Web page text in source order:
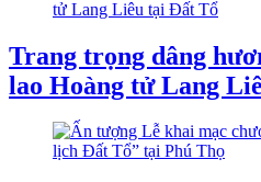
Trang trọng dâng
lao Hoàng tử Lang